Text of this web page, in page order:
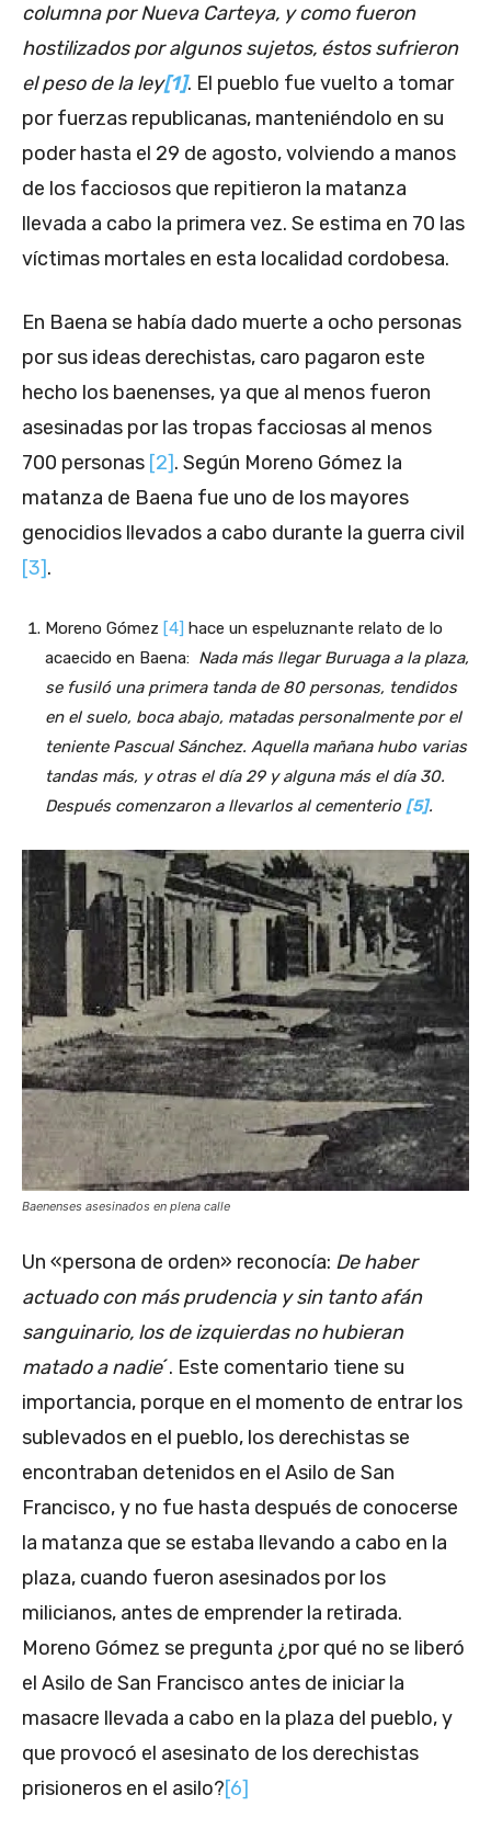
columna por Nueva Carteya, y como fueron
hostilizados por algunos sujetos, éstos sufrieron
el peso de la ley[1]. El pueblo fue vuelto a tomar
por fuerzas republicanas, manteniéndolo en su
poder hasta el 29 de agosto, volviendo a manos
de los facciosos que repitieron la matanza
llevada a cabo la primera vez. Se estima en 70 las
víctimas mortales en esta localidad cordobesa.
En Baena se había dado muerte a ocho personas
por sus ideas derechistas, caro pagaron este
hecho los baenenses, ya que al menos fueron
asesinadas por las tropas facciosas al menos
700 personas [2]. Según Moreno Gómez la
matanza de Baena fue uno de los mayores
genocidios llevados a cabo durante la guerra civil
[3].
Moreno Gómez [4] hace un espeluznante relato de lo
acaecido en Baena: Nada más llegar Buruaga a la plaza,
se fusiló una primera tanda de 80 personas, tendidos
en el suelo, boca abajo, matadas personalmente por el
teniente Pascual Sánchez. Aquella mañana hubo varias
tandas más, y otras el día 29 y alguna más el día 30.
Después comenzaron a llevarlos al cementerio [5].
Baenenses asesinados en plena calle
Un «persona de orden» reconocía: De haber
actuado con más prudencia y sin tanto afán
sanguinario, los de izquierdas no hubieran
matado a nadie´. Este comentario tiene su
importancia, porque en el momento de entrar los
sublevados en el pueblo, los derechistas se
encontraban detenidos en el Asilo de San
Francisco, y no fue hasta después de conocerse
la matanza que se estaba llevando a cabo en la
plaza, cuando fueron asesinados por los
milicianos, antes de emprender la retirada.
Moreno Gómez se pregunta ¿por qué no se liberó
el Asilo de San Francisco antes de iniciar la
masacre llevada a cabo en la plaza del pueblo, y
que provocó el asesinato de los derechistas
prisioneros en el asilo?[6]